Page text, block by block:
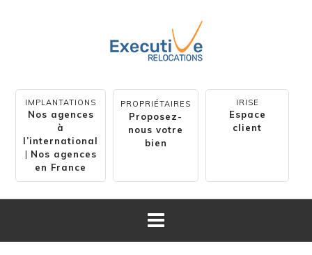
IMPLANTATIONS
Nos agences
à
l’international
| Nos agences
en France
PROPRIÉTAIRES
Proposez-
nous votre
bien
IRISE
Espace
client